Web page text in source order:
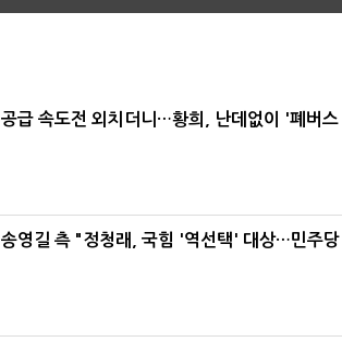
공급 속도전 외치더니…황희, 난데없이 '폐버
송영길 측 "정청래, 국힘 '역선택' 대상…민주당